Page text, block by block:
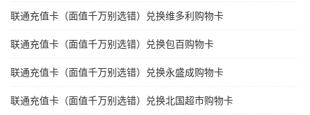
联通充值卡（面值千万别选错）兑换维多利购物卡
联通充值卡（面值千万别选错）兑换包百购物卡
联通充值卡（面值千万别选错）兑换永盛成购物卡
联通充值卡（面值千万别选错）兑换北国超市购物卡